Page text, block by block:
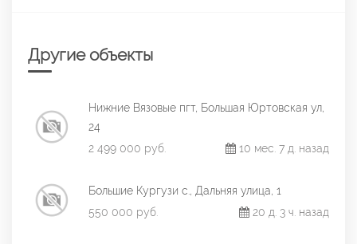
Другие объекты
Нижние Вязовые пгт, Большая Юртовская ул,
24
2 499 000 руб.
10 мес. 7 д. назад
Большие Кургузи с., Дальняя улица, 1
550 000 руб.
20 д. 3 ч. назад